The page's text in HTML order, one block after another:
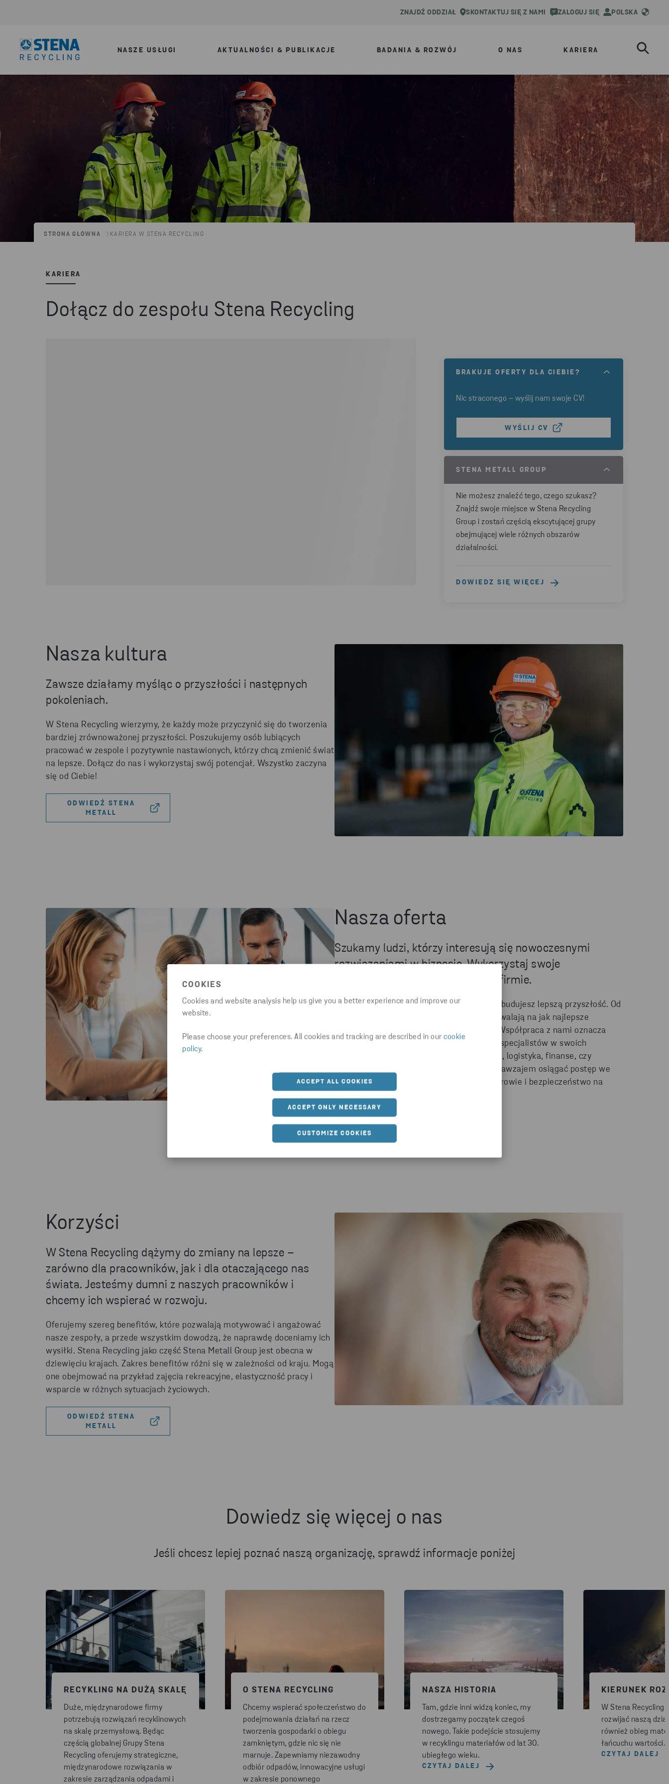
COOKIES
Cookies and website analysis help us give you a better experience and improve our
website.
Please choose your preferences. All cookies and tracking are described in our cookie
policy.
ACCEPT ALL COOKIES
ACCEPT ONLY NECESSARY
CUSTOMIZE COOKIES
ZNAJDŹ ODDZIAŁ SKONTAKTUJ SIĘ Z NAMI ZALOGUJ SIĘ POLSKA
NASZE USŁUGI AKTUALNOŚCI & PUBLIKACJE BADANIA & ROZWÓJ O NAS KARIERA
STRONA GŁÓWNA KARIERA W STENA RECYCLING
KARIERA
Dołącz do zespołu Stena Recycling
BRAKUJE OFERTY DLA CIEBIE?
Nic straconego – wyślij nam swoje CV!
WYŚLIJ CV
STENA METALL GROUP
Nie możesz znaleźć tego, czego szukasz?
Znajdź swoje miejsce w Stena Recycling
Group i zostań częścią ekscytującej grupy
obejmującej wiele różnych obszarów
działalności.
DOWIEDZ SIĘ WIĘCEJ
Nasza kultura
Zawsze działamy myśląc o przyszłości i następnych
pokoleniach.
W Stena Recycling wierzymy, że każdy może przyczynić się do tworzenia
bardziej zrównoważonej przyszłości. Poszukujemy osób lubiących
pracować w zespole i pozytywnie nastawionych, którzy chcą zmienić świat
na lepsze. Dołącz do nas i wykorzystaj swój potencjał. Wszystko zaczyna
się od Ciebie!
ODWIEDŹ STENA
METALL
Nasza oferta
Szukamy ludzi, którzy interesują się nowoczesnymi
rozwiązaniami w biznesie. Wykorzystaj swoje
doświadczenie i wiedzę w naszej firmie.
Pracując w Stena Recycling, razem z nami budujesz lepszą przyszłość. Od
wielu lat wdrażamy rozwiązania, które pozwalają na jak najlepsze
zagospodarowanie posiadanych zasobów. Współpraca z nami oznacza
rozwijanie swoich umiejętności pod okiem specjalistów w swoich
dziedzinach, takich jak procesy produkcyjne, logistyka, finanse, czy
obsługa klienta. Razem pomagamy sobie nawzajem osiągać postęp we
właściwym kierunku i zawsze stawiamy zdrowie i bezpieczeństwo na
ODWIEDŹ STENA
Korzyści
W Stena Recycling dążymy do zmiany na lepsze –
zarówno dla pracowników, jak i dla otaczającego nas
świata. Jesteśmy dumni z naszych pracowników i
chcemy ich wspierać w rozwoju.
Oferujemy szereg benefitów, które pozwalają motywować i angażować
nasze zespoły, a przede wszystkim dowodzą, że naprawdę doceniamy ich
wysiłki. Stena Recycling jako część Stena Metall Group jest obecna w
dziewięciu krajach. Zakres benefitów różni się w zależności od kraju. Mogą
one obejmować na przykład zajęcia rekreacyjne, elastyczność pracy i
wsparcie w różnych sytuacjach życiowych.
ODWIEDŹ STENA
METALL
Dowiedz się więcej o nas
Jeśli chcesz lepiej poznać naszą organizację, sprawdź informacje poniżej
RECYKLING NA DUŻĄ SKALĘ
Duże, międzynarodowe firmy
potrzebują rozwiązań recyklinowych
na skalę przemysłową. Będąc
częścią globalnej Grupy Stena
Recycling oferujemy strategiczne,
międzynarodowe rozwiązania w
zakresie zarządzania odpadami i
O STENA RECYCLING
Chcemy wspierać społeczeństwo do
podejmowania działań na rzecz
tworzenia gospodarki o obiegu
zamkniętym, gdzie nic się nie
marnuje. Zapewniamy niezawodny
odbiór odpadów, innowacyjne usługi
w zakresie ponownego
NASZA HISTORIA
Tam, gdzie inni widzą koniec, my
dostrzegamy początek czegoś
nowego. Takie podejście stosujemy
w recyklingu materiałów od lat 30.
ubiegłego wieku.
CZYTAJ DALEJ
KIERUNEK
W Stena Recycling
rozwijać naszą
również obieg
łańcuchu wartości.
CZYTAJ DALEJ